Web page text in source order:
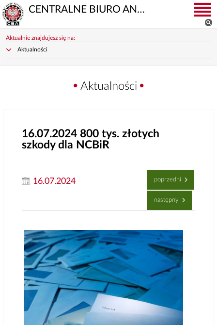
CENTRALNE BIURO ANTYKORUPCYJNE
Aktualnie znajdujesz się na:
Aktualności
Aktualności
16.07.2024 800 tys. złotych
szkody dla NCBiR
16.07.2024 poprzedni
następny